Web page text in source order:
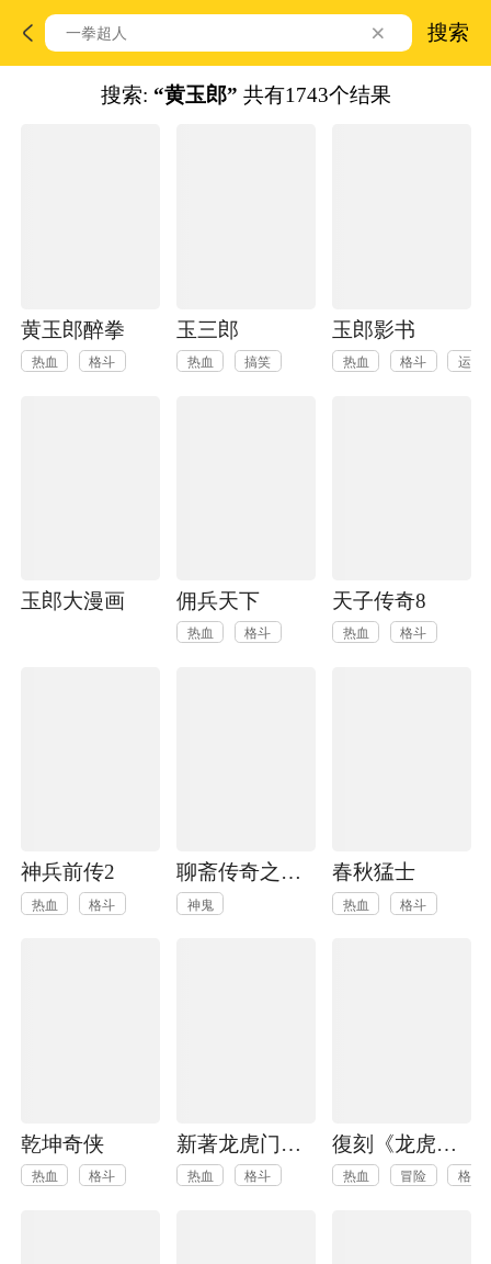
搜索
搜索: “黄玉郎” 共有1743个结果
黄玉郎醉拳
热血 格斗
玉三郎
热血 搞笑
玉郎影书
热血 格斗 运动
玉郎大漫画 佣兵天下
热血 格斗
天子传奇8
热血 格斗
神兵前传2
热血 格斗
聊斋传奇之令·狐·剑
神鬼
春秋猛士
热血 格斗
乾坤奇侠
热血 格斗
新著龙虎门外传之《皇者之路》
热血 格斗
復刻《龙虎门火云邪神》
热血 冒险 格斗